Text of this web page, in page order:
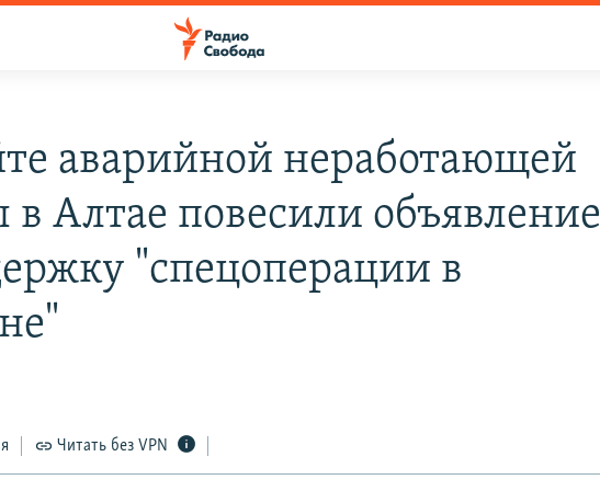
аварийной неработающей
Алтае повесили объявление
"спецоперации в
Читать без VPN